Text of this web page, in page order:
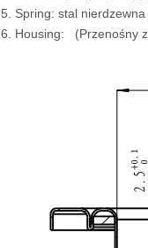
5.
6. Housing: (Przenośny